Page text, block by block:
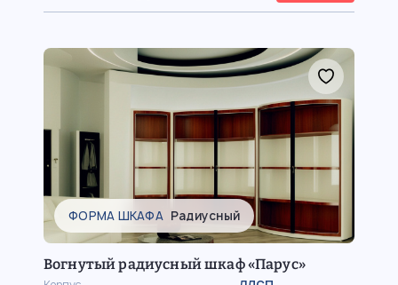
ФОРМА ШКАФА Радиусный
Вогнутый радиусный шкаф «Парус»